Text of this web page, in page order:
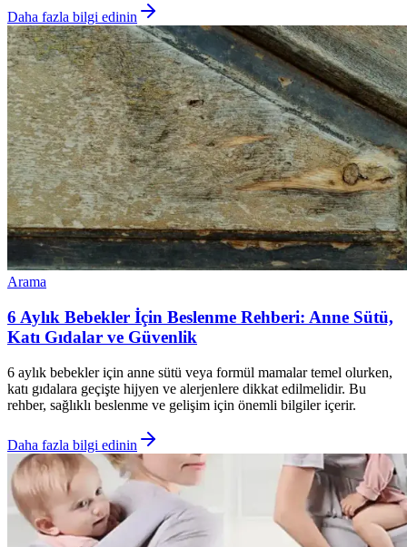
Daha fazla bilgi edinin
Arama
6 Aylık Bebekler İçin Beslenme Rehberi: Anne Sütü,
Katı Gıdalar ve Güvenlik
6 aylık bebekler için anne sütü veya formül mamalar temel olurken,
katı gıdalara geçişte hijyen ve alerjenlere dikkat edilmelidir. Bu
rehber, sağlıklı beslenme ve gelişim için önemli bilgiler içerir.
Daha fazla bilgi edinin